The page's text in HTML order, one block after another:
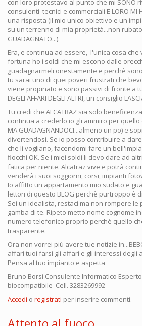
consulenti tecnici e commerciali E LORO MI
una risposta (il mio unico obiettivo e un
su un terrenno di mia proprietà...non
GUADAGNATO...).
Era, e continua ad essere, l'unica cosa che
fortuna ho i soldi che mi escono dalle
guadagnarmeli onestamente e perchè
tu sarai uno di quei poveri frustrati che
viene propinato e sono passivi di fronte a
DEGLI AFFARI DEGLI ALTRI, un consiglio
Tu credi che ALCATRAZ sia solo
continua a crederlo io gli ammiro per quello
MA GUADAGNANDOCI...almeno un po) e
divertendosi. Se io posso contribuire a
che li vogliano, facendomi fare un
fiocchi OK. Se i miei soldi li devo dare ad
fatica per niente. Alcatraz vive e potrà
venderà i suoi soggiorni, corsi, impianti
Io affitto un appartamento mio sudato e
lettori di questo BLOG perchè purtroppo è
Sei un idealista, restaci ma non rompere le
gamba di te. Ripeto metto nome cognome
numero telefonico proprio perchè quello
trasparente.
Ora non vorrei più avere tue notizie
affari tuoi farsi gli affari e gli interessi degli
Pensa al tuo impianto e aspetta
Bruno Borsi Consulente Informatico
biocompatibile Cell. 3283269992
Accedi o registrati per inserire commenti.